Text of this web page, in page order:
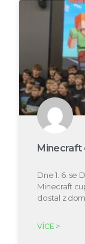
Minecraft
Dne 1. 6. se
Minecraft
dostal z
VÍCE >